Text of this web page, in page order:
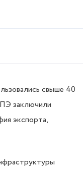
свыше 40
заключили
экспорта,